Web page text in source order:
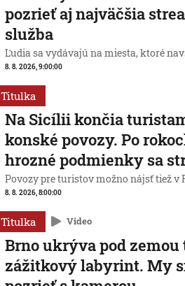
pozrieť aj najväčšia
služba
Ľudia sa vydávajú na miesta, ktoré
8. 8. 2026, 9:00:00
Titulka
Na Sicílii končia
konské povozy. Po
hrozné podmienky sa
Povozy pre turistov možno nájsť tiež v
8. 8. 2026, 8:00:00
Titulka Video
Brno ukrýva pod
zážitkový labyrint. My